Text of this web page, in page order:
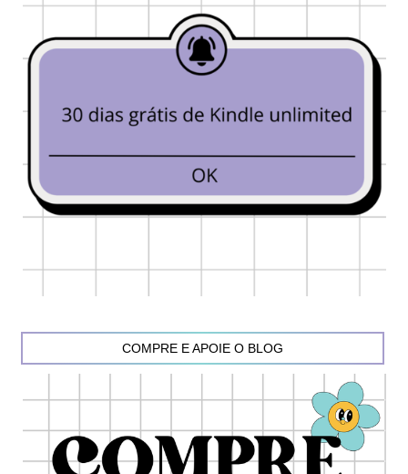
COMPRE E APOIE O BLOG